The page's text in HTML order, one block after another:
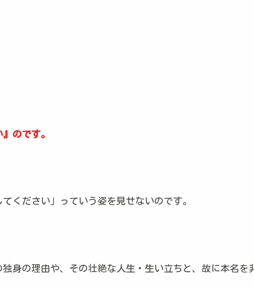
』のです。
ください」っていう姿を見せないのです。
身の理由や、その壮絶な人生・生い立ちと、故に本名を